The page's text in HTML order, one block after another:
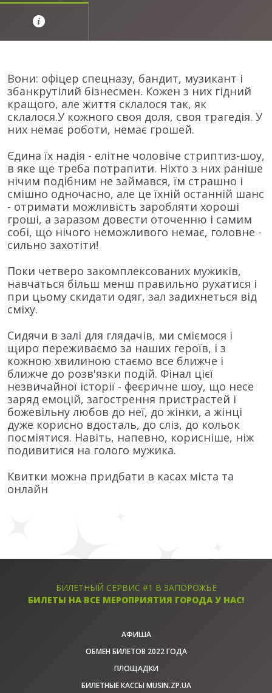
Вони: офіцер спецназу, бандит, музикант і
збанкрутілий бізнесмен. Кожен з них гідний
кращого, але життя склалося так, як
склалося.У кожного своя доля, своя трагедія. У
них немає роботи, немає грошей.
Єдина їх надія - елітне чоловіче стриптиз-шоу,
в яке ще треба потрапити. Ніхто з них раніше
нічим подібним не займався, їм страшно і
смішно одночасно, але це їхній останній шанс
- отримати можливість заробляти хороші
гроші, а заразом довести оточенню і самим
собі, що нічого неможливого немає, головне -
сильно захотіти!
Поки четверо закомплексованих мужиків,
навчаться більш менш правильно рухатися і
при цьому скидати одяг, зал задихнеться від
сміху.
Сидячи в залі для глядачів, ми сміємося і
щиро переживаємо за наших героїв, і з
кожною хвилиною стаємо все ближче і
ближче до розв'язки подій. Фінал цієї
незвичайної історії - феєричне шоу, що несе
заряд емоцій, загострення пристрастей і
божевільну любов до неї, до жінки, а жінці
дуже корисно вдосталь, до сліз, до кольок
посміятися. Навіть, напевно, корисніше, ніж
подивитися на голого мужика.
Квитки можна придбати в касах міста та
онлайн
БИЛЕТНЫЙ СЕРВИС #1 В ЗАПОРОЖЬЕ
БИЛЕТЫ НА ВСЕ МЕРОПРИЯТИЯ ГОРОДА У НАС!
АФИША
ОБМЕН БИЛЕТОВ 2022 ГОДА
ПЛОЩАДКИ
БИЛЕТНЫЕ КАССЫ MUSIN.ZP.UA